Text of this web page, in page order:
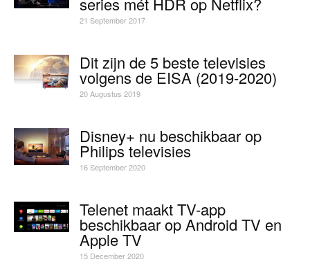
21 September 2017
Dit zijn de 5 beste televisies
volgens de EISA (2019-2020)
20 Augustus 2019
Disney+ nu beschikbaar op
Philips televisies
16 September 2020
Telenet maakt TV-app
beschikbaar op Android TV en
Apple TV
15 December 2020